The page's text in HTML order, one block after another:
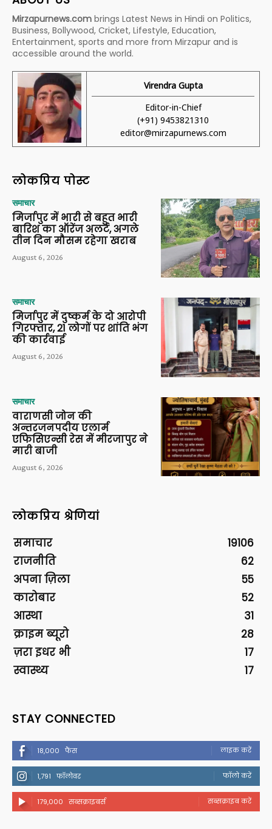
Mirzapurnews.com brings Latest News in Hindi on Politics,
Business, Bollywood, Cricket, Lifestyle, Education,
Entertainment, sports and more from Mirzapur and is
accessible around the world.
Virendra Gupta
Editor-in-Chief
(+91) 9453821310
editor@mirzapurnews.com
लोकप्रिय पोस्ट
समाचार
मिर्जापुर में भारी से बहुत भारी
बारिश का ऑरेंज अलर्ट, अगले
तीन दिन मौसम रहेगा खराब
August 6, 2026
समाचार
मिर्जापुर में दुष्कर्म के दो आरोपी
गिरफ्तार, 21 लोगों पर शांति भंग
की कार्रवाई
August 6, 2026
समाचार
वाराणसी जोन की
अन्तरजनपदीय एलार्म
एफिसिएन्सी रेस में मीरजापुर ने
मारी बाजी
August 6, 2026
लोकप्रिय श्रेणियां
समाचार
19106
राजनीति
62
अपना ज़िला
55
कारोबार
52
आस्था
31
क्राइम ब्यूरो
28
ज़रा इधर भी
17
स्वास्थ्य
17
STAY CONNECTED
18,000 फैंस लाइक करें
1,791 फॉलोवर फॉलो करें
179,000 सब्सक्राइबर्स सब्सक्राइब करें